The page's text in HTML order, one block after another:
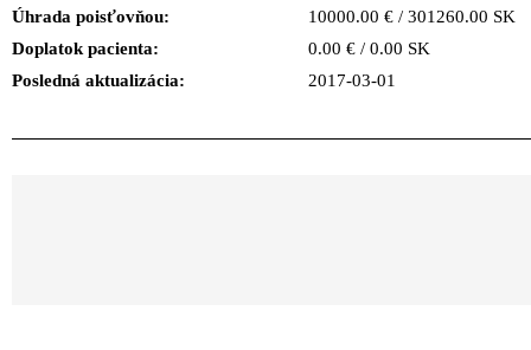
Úhrada poisťovňou:
10000.00 € / 301260.00 SK
Doplatok pacienta:
0.00 € / 0.00 SK
Posledná aktualizácia:
2017-03-01